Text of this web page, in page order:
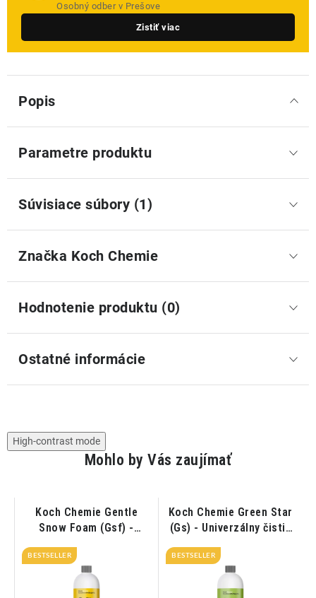
Osobný odber v Prešove
Zistiť viac
Popis
Parametre produktu
Súvisiace súbory (1)
Značka Koch Chemie
Hodnotenie produktu (0)
Ostatné informácie
High-contrast mode
Mohlo by Vás zaujímať
Koch Chemie Gentle
Snow Foam (Gsf) -
neutrálna 1L
BESTSELLER
Koch Chemie Green Star
(Gs) - Univerzálny čistič
BESTSELLER